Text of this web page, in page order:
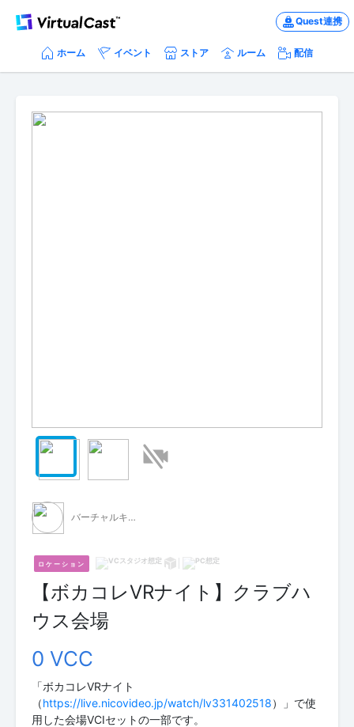
Quest連携
ホーム イベント ストア ルーム 配信
バーチャルキャスト公式
ロケーション
【ボカコレVRナイト】クラブハ
ウス会場
0 VCC
「ボカコレVRナイト
（https://live.nicovideo.jp/watch/lv331402518）」で使
用した会場VCIセットの一部です。